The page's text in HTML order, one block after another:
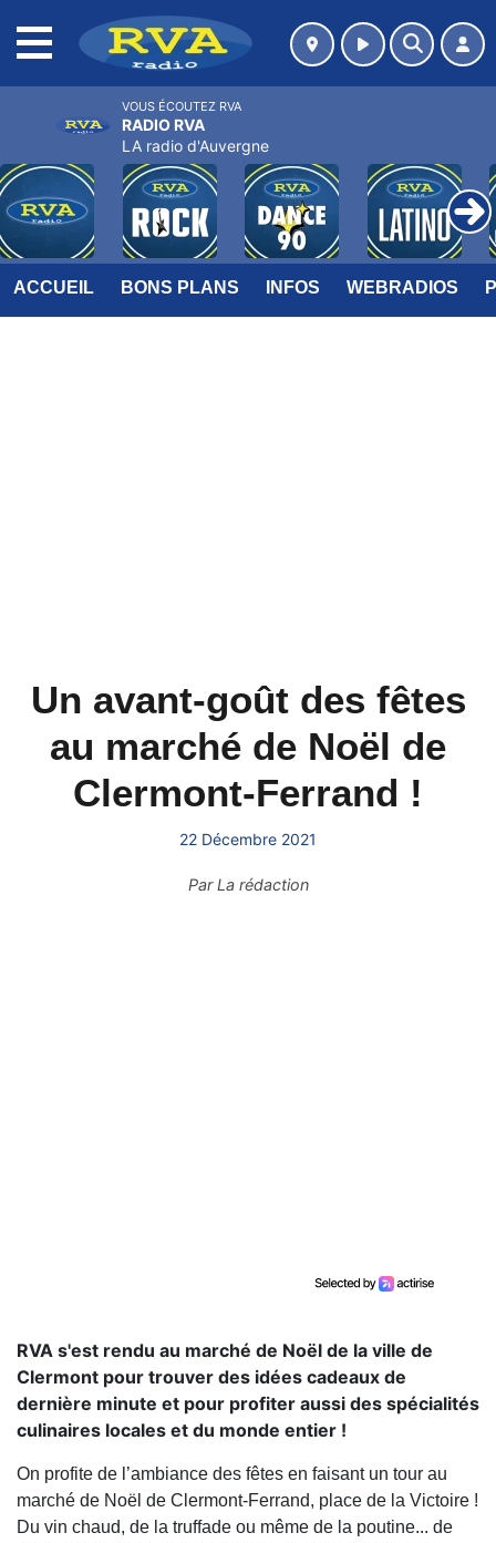
ACCUEIL BONS PLANS INFOS WEBRADIOS
Un avant-goût des fêtes
au marché de Noël de
Clermont-Ferrand !
22 Décembre 2021
ParLa rédaction
RVA s'est rendu au marché de Noël de la ville de
Clermont pour trouver des idées cadeaux de
dernière minute et pour profiter aussi des spécialités
culinaires locales et du monde entier !
On profite de l’ambiance des fêtes en faisant un tour au
marché de Noël de Clermont-Ferrand, place de la Victoire !
Du vin chaud, de la truffade ou même de la poutine... de
VOUS ÉCOUTEZ RVA
RADIO RVA
LA radio d'Auvergne